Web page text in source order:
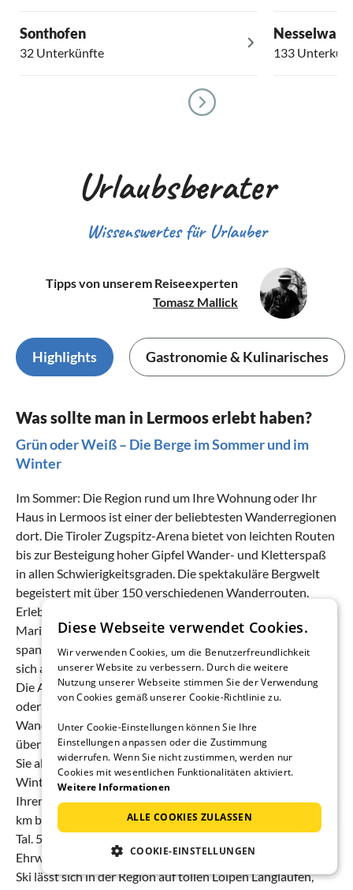
Sonthofen
32 Unterkünfte
Nesselwang
133
Urlaubsberater
Wissenswertes für Urlauber
Tipps von unserem Reiseexperten
Tomasz Mallick
Highlights Gastronomie & Kulinarisches
Was sollte man in Lermoos erlebt haben?
Grün oder Weiß – Die Berge im Sommer und im
Winter
Im Sommer: Die Region rund um Ihre Wohnung oder Ihr
Haus in Lermoos ist einer der beliebtesten Wanderregionen
dort. Die Tiroler Zugspitz-Arena bietet von leichten Routen
bis zur Besteigung hoher Gipfel Wander- und Kletterspaß
in allen Schwierigkeitsgraden. Die spektakuläre Bergwelt
begeistert mit über 150 verschiedenen Wanderrouten.
Erlebnis- und Abenteuerrouten beim Grubigstein oder
Marienberg machen das Wandern auch für Kinder
spannend. Wer wirkliche Herausforderungen sucht, macht
sich auf die Besteigung der 2.962 Meter hohen Zugspitze.
Die Almen und Hütten bieten perfekte Plätze für eine Rast
oder eine Einkehr während der Wanderung. So wie die
Wanderer erfreuen sich auch Touren- und Mountainbiker
über die atemberaubende Landschaft. Im Winter: Erleben
Sie als Skifahrer IhrenSkiurlaub in Tirolin der
Wintersportregion. Sieben Skigebiete erreichen Sie von
Ihrer Unterkunft aus. Auf 142 Pistenkilometer (davon 106
km beschneit) geht es auf allen Schwierigkeitsgraden ab ins
Tal. 56 Bergbahnen bringen Sie zu den Einstiegen in
Ehrwald
, Marienstein und Grubigstein. Neben dem Alpin-
Ski lässt sich in der Region auf tollen Loipen Langlaufen,
Diese Webseite verwendet Cookies.
Wir verwenden Cookies, um die Benutzerfreundlichkeit
unserer Website zu verbessern. Durch die weitere
Nutzung unserer Webseite stimmen Sie der Verwendung
von Cookies gemäß unserer Cookie-Richtlinie zu.
Unter Cookie-Einstellungen können Sie Ihre
Einstellungen anpassen oder die Zustimmung
widerrufen. Wenn Sie nicht zustimmen, werden nur
Cookies mit wesentlichen Funktionalitäten aktiviert.
Weitere Informationen
ALLE COOKIES ZULASSEN
COOKIE-EINSTELLUNGEN